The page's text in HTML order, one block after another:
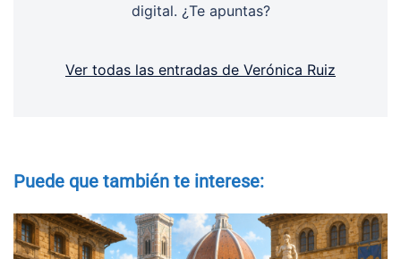
digital. ¿Te apuntas?
Ver todas las entradas de Verónica Ruiz
Puede que también te interese: